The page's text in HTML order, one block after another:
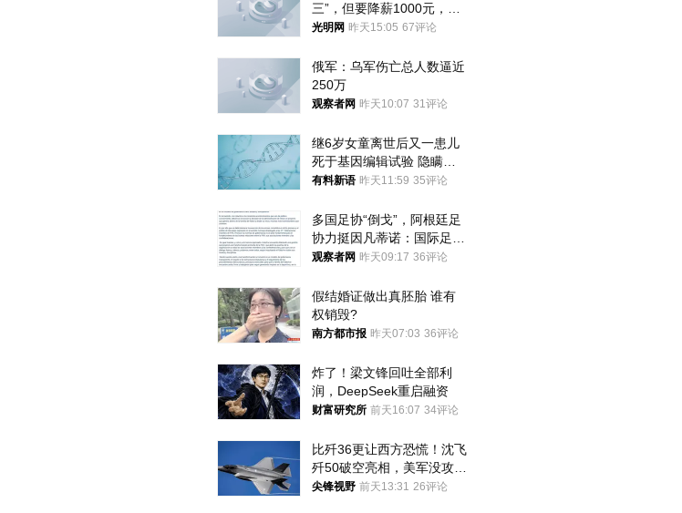
三”，但要降薪1000元，不
接受只能辞职
光明网 昨天15:05 67评论
俄军：乌军伤亡总人数逼近
250万
观察者网 昨天10:07 31评论
继6岁女童离世后又一患儿
死于基因编辑试验 隐瞒一
年才对外披露
有料新语 昨天11:59 35评论
多国足协“倒戈”，阿根廷足
协力挺因凡蒂诺：国际足联
今后应继续在其领导下前行
观察者网 昨天09:17 36评论
假结婚证做出真胚胎 谁有
权销毁?
南方都市报 昨天07:03 36评论
炸了！梁文锋回吐全部利
润，DeepSeek重启融资
财富研究所 前天16:07 34评论
比歼36更让西方恐慌！沈飞
歼50破空亮相，美军没攻克
的技术被拿下
尖锋视野 前天13:31 26评论